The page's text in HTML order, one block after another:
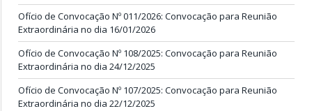
Ofício de Convocação Nº 011/2026: Convocação para Reunião
Extraordinária no dia 16/01/2026
Ofício de Convocação Nº 108/2025: Convocação para Reunião
Extraordinária no dia 24/12/2025
Ofício de Convocação Nº 107/2025: Convocação para Reunião
Extraordinária no dia 22/12/2025